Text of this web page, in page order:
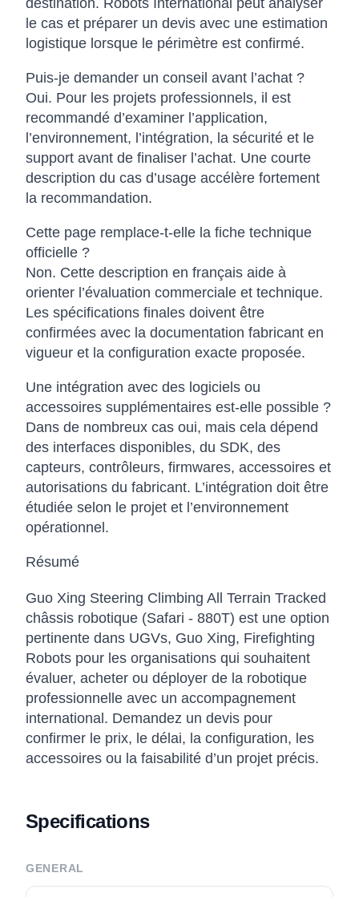
destination. Robots International peut analyser
le cas et préparer un devis avec une estimation
logistique lorsque le périmètre est confirmé.
Puis-je demander un conseil avant l’achat ?
Oui. Pour les projets professionnels, il est
recommandé d’examiner l’application,
l’environnement, l’intégration, la sécurité et le
support avant de finaliser l’achat. Une courte
description du cas d’usage accélère fortement
la recommandation.
Cette page remplace-t-elle la fiche technique
officielle ?
Non. Cette description en français aide à
orienter l’évaluation commerciale et technique.
Les spécifications finales doivent être
confirmées avec la documentation fabricant en
vigueur et la configuration exacte proposée.
Une intégration avec des logiciels ou
accessoires supplémentaires est-elle possible ?
Dans de nombreux cas oui, mais cela dépend
des interfaces disponibles, du SDK, des
capteurs, contrôleurs, firmwares, accessoires et
autorisations du fabricant. L’intégration doit être
étudiée selon le projet et l’environnement
opérationnel.
Résumé
Guo Xing Steering Climbing All Terrain Tracked
châssis robotique (Safari - 880T) est une option
pertinente dans UGVs, Guo Xing, Firefighting
Robots pour les organisations qui souhaitent
évaluer, acheter ou déployer de la robotique
professionnelle avec un accompagnement
international. Demandez un devis pour
confirmer le prix, le délai, la configuration, les
accessoires ou la faisabilité d’un projet précis.
Specifications
GENERAL